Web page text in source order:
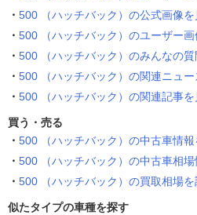
500 （ハッチバック）の公式画像を
500 （ハッチバック）のユーザー画
500 （ハッチバック）のみんなの質
500 （ハッチバック）の関連ニュー
500 （ハッチバック）の関連記事を
買う・売る
500 （ハッチバック）の中古車情報
500 （ハッチバック）の中古車相場
500 （ハッチバック）の買取相場を
似たタイプの車種を探す